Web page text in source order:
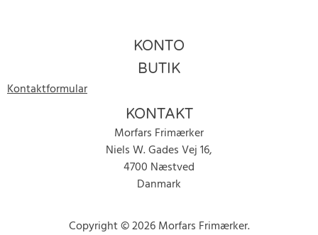
KONTO
BUTIK
Kontaktformular
KONTAKT
Morfars Frimærker
Niels W. Gades Vej 16,
4700 Næstved
Danmark
Copyright © 2026 Morfars Frimærker.